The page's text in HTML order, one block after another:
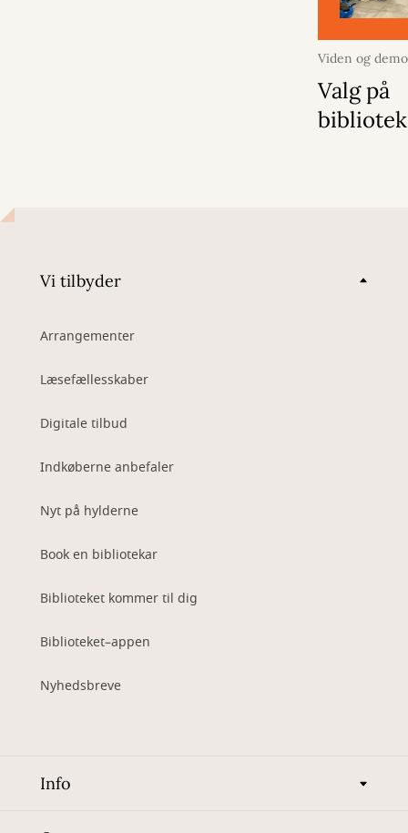
Viden og
2026
Valg på
Vi tilbyder
Arrangementer
Læsefællesskaber
Digitale tilbud
Indkøberne anbefaler
Nyt på hylderne
Book en bibliotekar
Biblioteket kommer til dig
Biblioteket–appen
Nyhedsbreve
Info